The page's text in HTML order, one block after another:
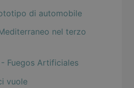
di automobile
nel terzo
Fuegos Artificiales
vuole